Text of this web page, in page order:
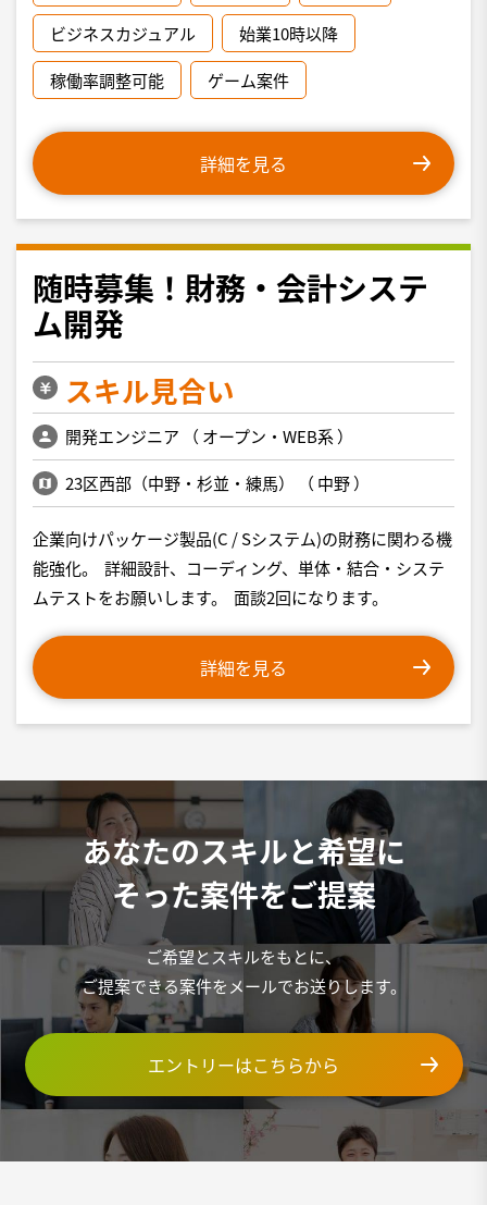
ビジネスカジュアル 始業10時以降
稼働率調整可能 ゲーム案件
詳細を見る
随時募集！財務・会計システ
ム開発
スキル見合い
開発エンジニア （ オープン・WEB系）
23区西部（中野・杉並・練馬） （ 中野）
企業向けパッケージ製品(C / Sシステム)の財務に関わる機
能強化。 詳細設計、コーディング、単体・結合・システ
ムテストをお願いします。 面談2回になります。
詳細を見る
あなたのスキルと希望に
そった案件をご提案
ご希望とスキルをもとに、
ご提案できる案件をメールでお送りします。
エントリーはこちらから